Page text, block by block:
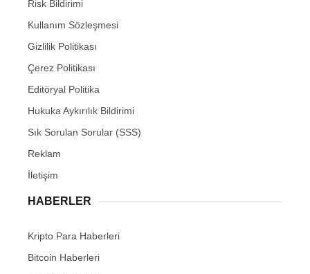
Risk Bildirimi
Kullanım Sözleşmesi
Gizlilik Politikası
Çerez Politikası
Editöryal Politika
Hukuka Aykırılık Bildirimi
Sık Sorulan Sorular (SSS)
Reklam
İletişim
HABERLER
Kripto Para Haberleri
Bitcoin Haberleri